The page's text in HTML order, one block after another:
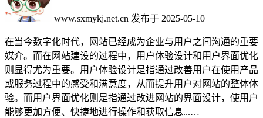
www.sxmykj.net.cn 发布于 2025-05-10
在当今数字化时代，网站已经成为企业与用户之间沟通的重要
媒介。而在网站建设的过程中，用户体验设计和用户界面优化
则显得尤为重要。用户体验设计是指通过改善用户在使用产品
或服务过程中的感受和满意度，从而提升用户对网站的整体体
验。而用户界面优化则是指通过改进网站的界面设计，使用户
能够更加方便、快捷地进行操作和获取信息...…